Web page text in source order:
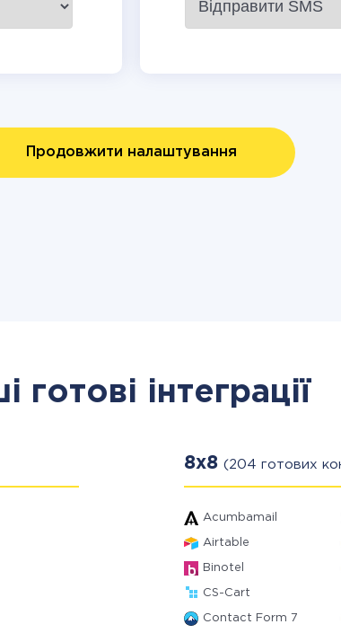
Продовжити налаштування
готові інтеграції
8x8 (204 готових
Acumbamail
Airtable
Binotel
CS-Cart
Contact Form 7